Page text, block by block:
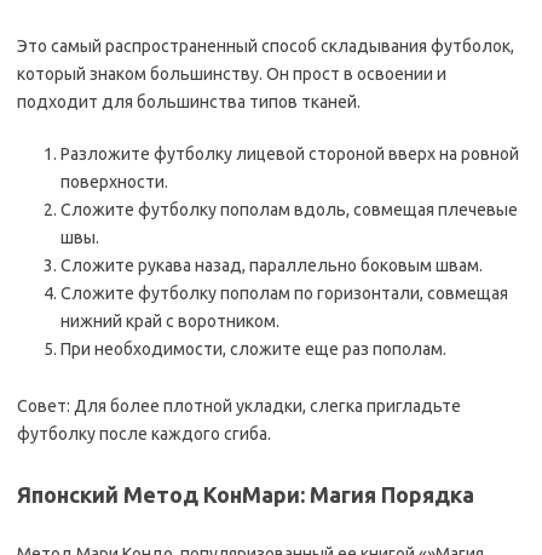
Это самый распространенный способ складывания футболок,
который знаком большинству. Он прост в освоении и
подходит для большинства типов тканей.
Разложите футболку лицевой стороной вверх на ровной
поверхности.
Сложите футболку пополам вдоль, совмещая плечевые
швы.
Сложите рукава назад, параллельно боковым швам.
Сложите футболку пополам по горизонтали, совмещая
нижний край с воротником.
При необходимости, сложите еще раз пополам.
Совет: Для более плотной укладки, слегка пригладьте
футболку после каждого сгиба.
Японский Метод КонМари: Магия Порядка